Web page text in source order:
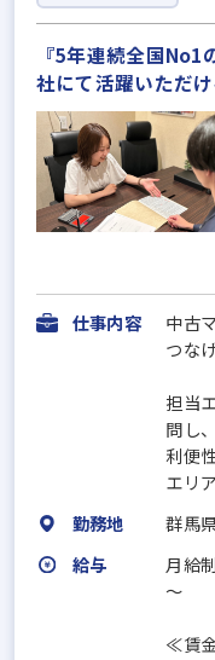
『5年連続全国
社にて活躍いただ
仕事内容
中古
つな
担当
問し
利便
エリ
勤務地
群馬
給与
月給
～
≪賃